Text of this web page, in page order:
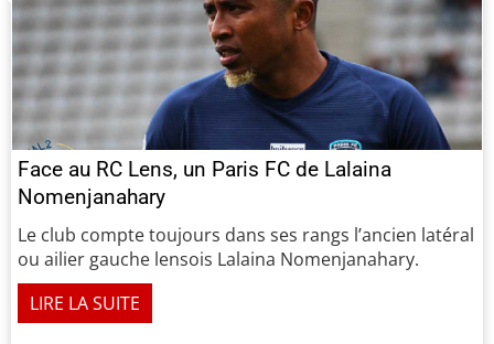
Face au RC Lens, un Paris FC de Lalaina
Nomenjanahary
Le club compte toujours dans ses rangs l’ancien latéral
ou ailier gauche lensois Lalaina Nomenjanahary.
LIRE LA SUITE